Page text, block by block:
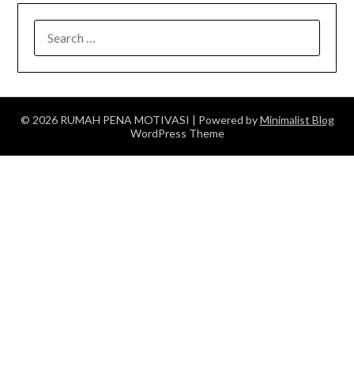
FOR:
© 2026 RUMAH PENA MOTIVASI | Powered byMinimalist Blog
WordPress Theme